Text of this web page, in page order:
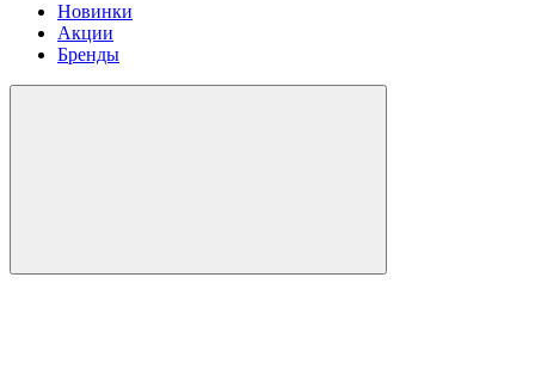
Новинки
Акции
Бренды